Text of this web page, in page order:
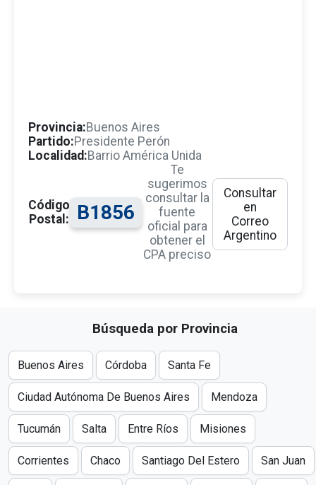
Provincia:Buenos Aires
Partido:Presidente Perón
Localidad:Barrio América Unida
Código
Postal:
B1856
Te
sugerimos
consultar la
fuente
oficial para
obtener el
CPA preciso
Consultar
en
Correo
Argentino
Búsqueda por Provincia
Buenos Aires Córdoba Santa Fe
Ciudad Autónoma De Buenos Aires Mendoza
Tucumán Salta Entre Ríos Misiones
Corrientes Chaco Santiago Del Estero San Juan